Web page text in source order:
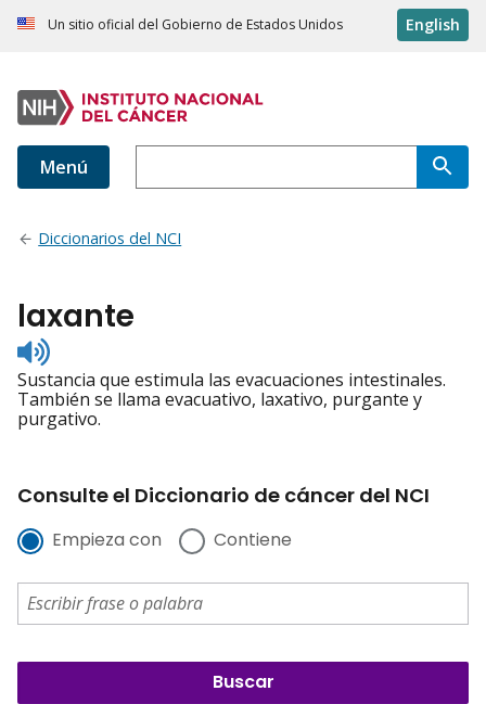
Un sitio oficial del Gobierno de Estados Unidos English
Menú
Diccionarios del NCI
laxante
Listen
to
pronunciation
Sustancia que estimula las evacuaciones intestinales.
También se llama evacuativo, laxativo, purgante y
purgativo.
Consulte el Diccionario de cáncer del NCI
Empieza con Contiene